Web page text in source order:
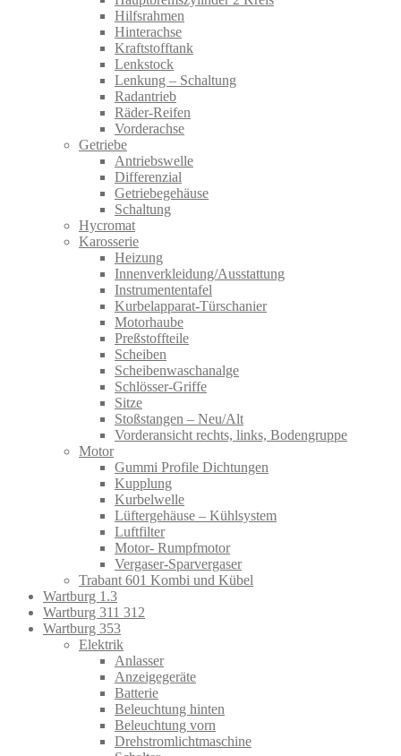
Hilfsrahmen
Hinterachse
Kraftstofftank
Lenkstock
Lenkung – Schaltung
Radantrieb
Räder-Reifen
Vorderachse
Getriebe
Antriebswelle
Differenzial
Getriebegehäuse
Schaltung
Hycromat
Karosserie
Heizung
Innenverkleidung/Ausstattung
Instrumententafel
Kurbelapparat-Türschanier
Motorhaube
Preßstoffteile
Scheiben
Scheibenwaschanalge
Schlösser-Griffe
Sitze
Stoßstangen – Neu/Alt
Vorderansicht rechts, links, Bodengruppe
Motor
Gummi Profile Dichtungen
Kupplung
Kurbelwelle
Lüftergehäuse – Kühlsystem
Luftfilter
Motor- Rumpfmotor
Vergaser-Sparvergaser
Trabant 601 Kombi und Kübel
Wartburg 1.3
Wartburg 311 312
Wartburg 353
Elektrik
Anlasser
Anzeigegeräte
Batterie
Beleuchtung hinten
Beleuchtung vorn
Drehstromlichtmaschine